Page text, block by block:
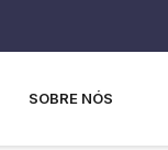
SOBRE NÓS